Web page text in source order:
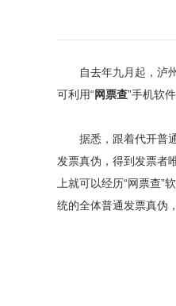
自去年九月起，泸州
可利用“网票查”手机软
据悉，跟着代开普通
发票真伪，得到发票者
上就可以经历“网票查”
统的全体普通发票真伪